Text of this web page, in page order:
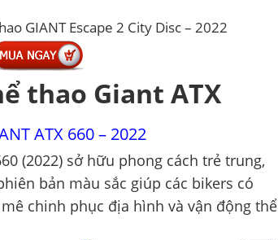
GIANT Escape 2 City Disc – 2022
thao Giant ATX
ATX 660 – 2022
(2022) sở hữu phong cách trẻ trung,
bản màu sắc giúp các bikers có
chinh phục địa hình và vận động thể